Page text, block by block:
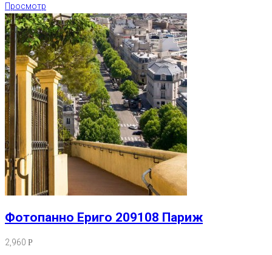
Просмотр
Фотопанно Ериго 209108 Париж
2,960 Р